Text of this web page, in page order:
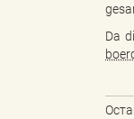
Da